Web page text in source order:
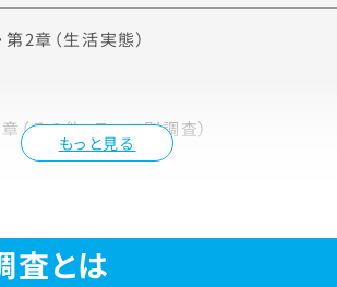
もっと見る
2章（生活実態）
（その他・テーマ別調査）
査とは